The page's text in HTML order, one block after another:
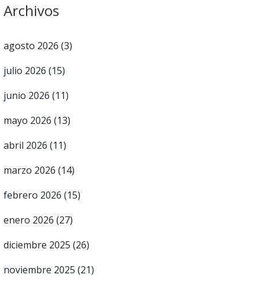
Archivos
agosto 2026 (3)
julio 2026 (15)
junio 2026 (11)
mayo 2026 (13)
abril 2026 (11)
marzo 2026 (14)
febrero 2026 (15)
enero 2026 (27)
diciembre 2025 (26)
noviembre 2025 (21)